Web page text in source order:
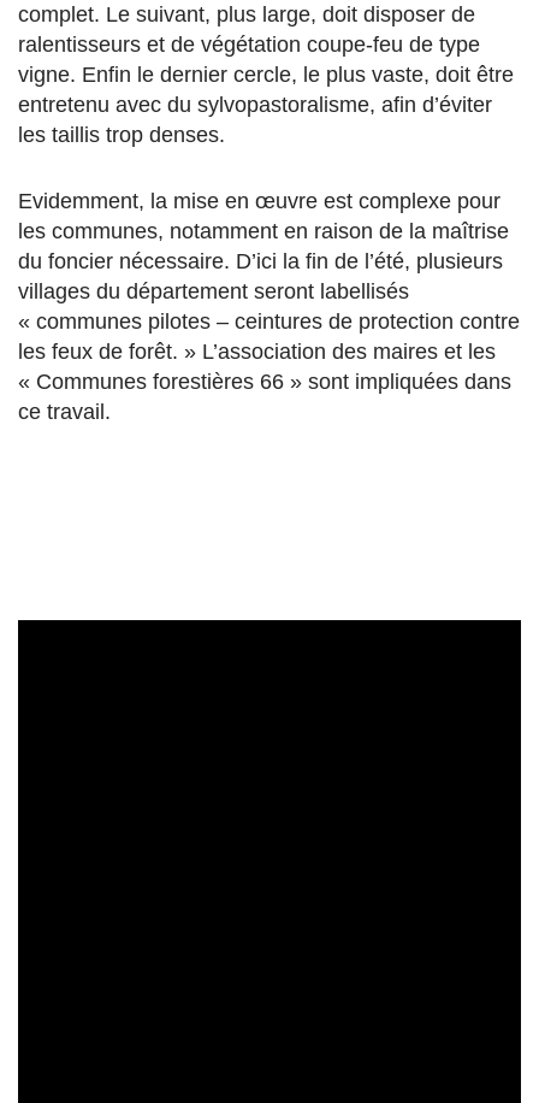
complet. Le suivant, plus large, doit disposer de
ralentisseurs et de végétation coupe-feu de type
vigne. Enfin le dernier cercle, le plus vaste, doit être
entretenu avec du sylvopastoralisme, afin d’éviter
les taillis trop denses.
Evidemment, la mise en œuvre est complexe pour
les communes, notamment en raison de la maîtrise
du foncier nécessaire. D’ici la fin de l’été, plusieurs
villages du département seront labellisés
« communes pilotes – ceintures de protection contre
les feux de forêt. » L’association des maires et les
« Communes forestières 66 » sont impliquées dans
ce travail.